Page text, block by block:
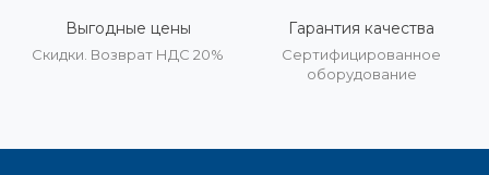
Выгодные цены
Скидки. Возврат НДС 20%
Гарантия качества
Сертифицированное
оборудование